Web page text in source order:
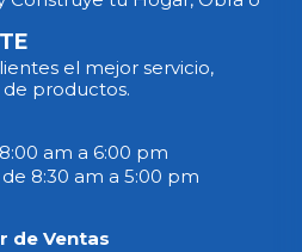
el mejor servicio,
de productos.
am a 6:00 pm
8:30 am a 5:00 pm
de Ventas